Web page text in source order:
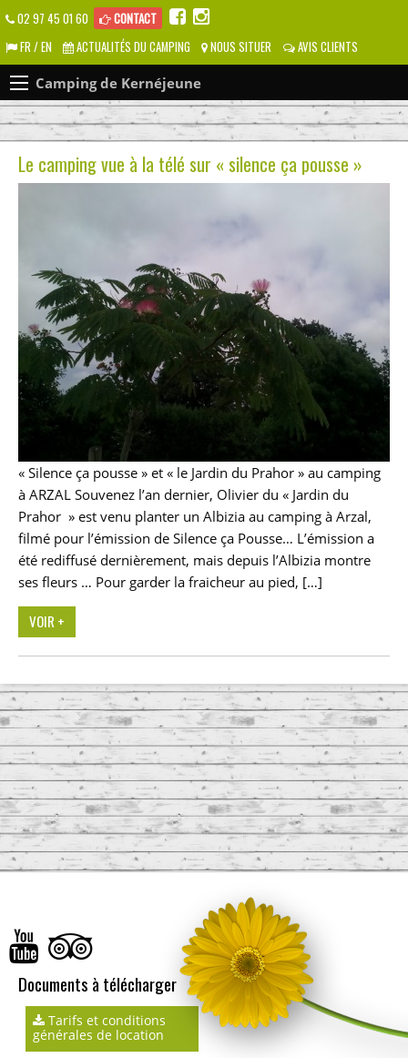
02 97 45 01 60
CONTACT
FR / EN
ACTUALITÉS DU CAMPING NOUS SITUER AVIS CLIENTS
Camping de Kernéjeune
Le camping vue à la télé sur « silence ça pousse »
« Silence ça pousse » et « le Jardin du Prahor » au camping
à ARZAL Souvenez l’an dernier, Olivier du « Jardin du
Prahor » est venu planter un Albizia au camping à Arzal,
filmé pour l’émission de Silence ça Pousse… L’émission a
été rediffusé dernièrement, mais depuis l’Albizia montre
ses fleurs … Pour garder la fraicheur au pied, […]
VOIR +
Documents à télécharger
Tarifs et conditions
générales de location